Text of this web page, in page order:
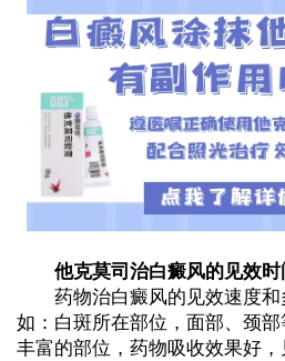
他克莫司治白癜风的见效时
药物治白癜风的见效速度和
如：白斑所在部位，面部、颈
丰富的部位，药物吸收效果好，